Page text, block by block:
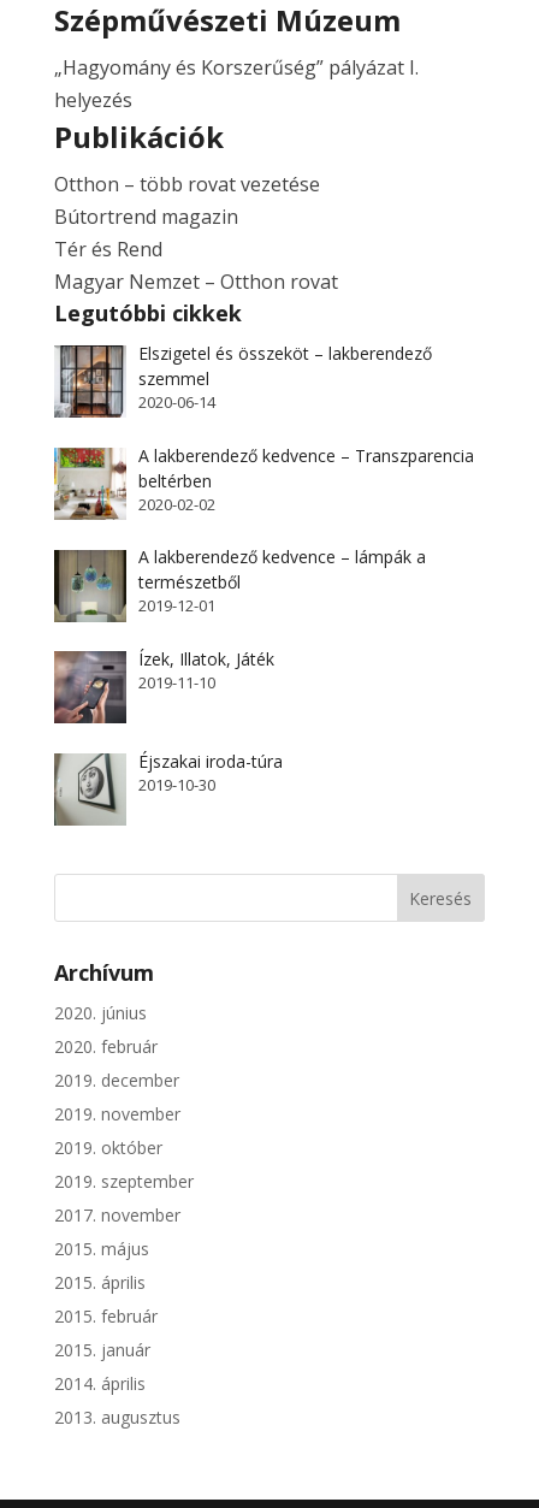
Szépművészeti Múzeum
„Hagyomány és Korszerűség” pályázat I.
helyezés
Publikációk
Otthon – több rovat vezetése
Bútortrend magazin
Tér és Rend
Magyar Nemzet – Otthon rovat
Legutóbbi cikkek
Elszigetel és összeköt – lakberendező
szemmel
2020-06-14
A lakberendező kedvence – Transzparencia
beltérben
2020-02-02
A lakberendező kedvence – lámpák a
természetből
2019-12-01
Ízek, Illatok, Játék
2019-11-10
Éjszakai iroda-túra
2019-10-30
Archívum
2020. június
2020. február
2019. december
2019. november
2019. október
2019. szeptember
2017. november
2015. május
2015. április
2015. február
2015. január
2014. április
2013. augusztus